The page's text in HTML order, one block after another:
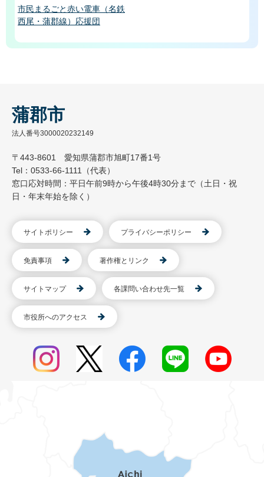
市民まるごと赤い電車（名鉄
西尾・蒲郡線）応援団
蒲郡市
法人番号3000020232149
〒443-8601 愛知県蒲郡市旭町17番1号
Tel：0533-66-1111（代表）
窓口応対時間：平日午前9時から午後4時30分まで（土日・祝
日・年末年始を除く）
サイトポリシー プライバシーポリシー
免責事項 著作権とリンク
サイトマップ 各課問い合わせ先一覧
市役所へのアクセス